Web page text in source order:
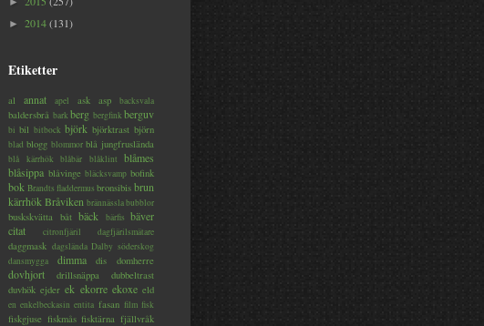
► 2014(131)
Etiketter
al annat apel ask asp backsvala
baldersbrå barkberg bergfinkberguv
bi bil bitbock björk björktrast björn
blad blogg blommor blå jungfruslända
blå kärrhök blåbär blåklint
blåmes
blåsippa blåvinge bläcksvamp bofink
bok Brandts fladdermus bronsibis brun
kärrhökBråviken brännässlabubblor
buskskvätta båt bäck bärfis bäver
citat
citronfjäril dagfjärilsmätare
daggmask dagslända Dalby söderskog
dansmygga
dimma dis domherre
dovhjort drillsnäppa
dubbeltrast
duvhök ejder ek ekorre ekoxe eld
en enkelbeckasin entita fasan film fisk
fiskgjuse fiskmås fisktärna fjällvråk